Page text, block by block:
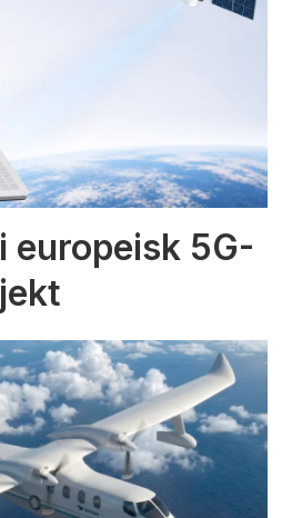
europeisk 5G-